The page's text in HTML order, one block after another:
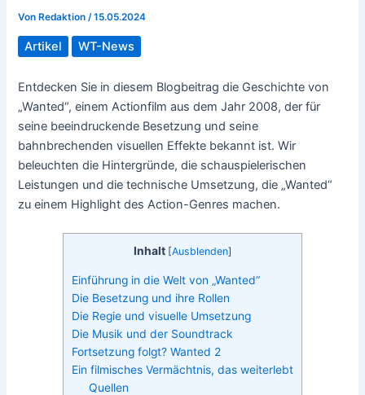
Von Redaktion/15.05.2024
Artikel WT-News
Entdecken Sie in diesem Blogbeitrag die Geschichte von
„Wanted“, einem Actionfilm aus dem Jahr 2008, der für
seine beeindruckende Besetzung und seine
bahnbrechenden visuellen Effekte bekannt ist. Wir
beleuchten die Hintergründe, die schauspielerischen
Leistungen und die technische Umsetzung, die „Wanted“
zu einem Highlight des Action-Genres machen.
Inhalt [Ausblenden]
Einführung in die Welt von „Wanted“
Die Besetzung und ihre Rollen
Die Regie und visuelle Umsetzung
Die Musik und der Soundtrack
Fortsetzung folgt? Wanted 2
Ein filmisches Vermächtnis, das weiterlebt
Quellen